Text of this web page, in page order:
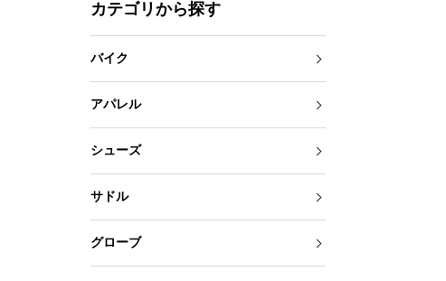
カテゴリから探す
バイク
アパレル
シューズ
サドル
グローブ